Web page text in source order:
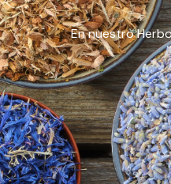
En nuestro